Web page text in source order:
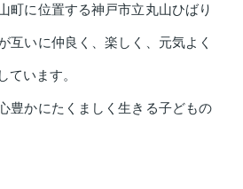
町に位置する神戸市立丸山ひばり
互いに仲良く、楽しく、元気よく
ています。
豊かにたくましく生きる子どもの